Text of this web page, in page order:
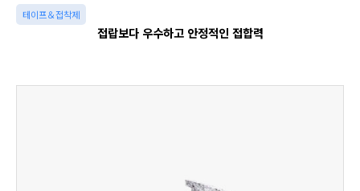
테이프＆접착제
접랍보다 우수하고 안정적인 접합력